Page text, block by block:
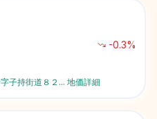
-0.3%
子持街道８２ ... 地価詳細